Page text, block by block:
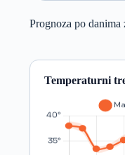
Prognoza po
Temperaturni